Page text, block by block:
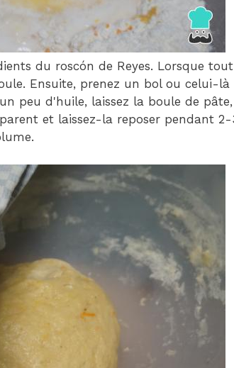
du roscón de Reyes. Lorsque
Ensuite, prenez un bol ou celui-là
peu d'huile, laissez la boule de
et laissez-la reposer pendant 2-